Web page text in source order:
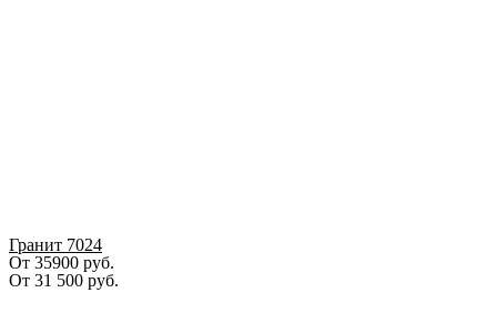
Гранит 7024
От 35900 руб.
От 31 500 руб.